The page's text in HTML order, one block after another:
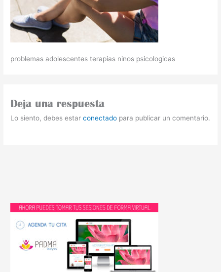
problemas adolescentes terapias ninos psicologicas
Deja una respuesta
Lo siento, debes estarconectado para publicar un comentario.